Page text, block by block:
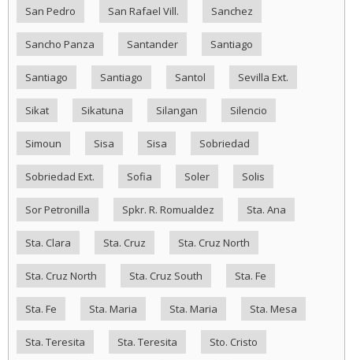
San Pedro San Rafael Vill. Sanchez
Sancho Panza Santander Santiago
Santiago Santiago Santol Sevilla Ext.
Sikat Sikatuna Silangan Silencio
Simoun Sisa Sisa Sobriedad
Sobriedad Ext. Sofia Soler Solis
Sor Petronilla Spkr. R. Romualdez Sta. Ana
Sta. Clara Sta. Cruz Sta. Cruz North
Sta. Cruz North Sta. Cruz South Sta. Fe
Sta. Fe Sta. Maria Sta. Maria Sta. Mesa
Sta. Teresita Sta. Teresita Sto. Cristo